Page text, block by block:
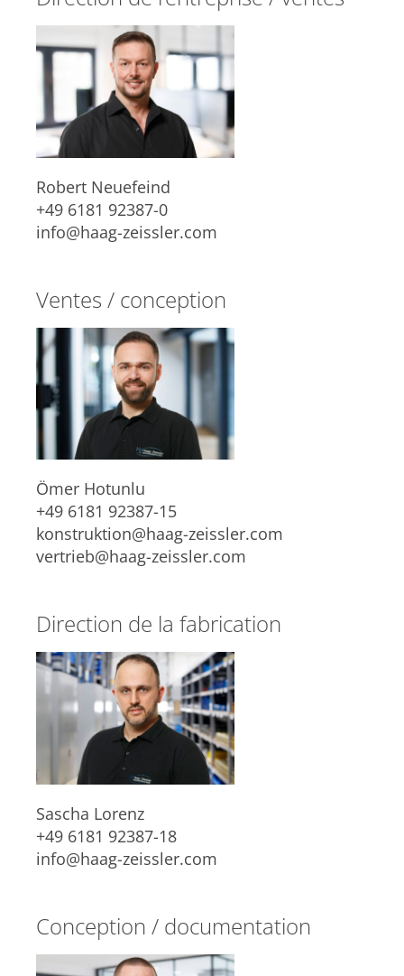
Robert Neuefeind
+49 6181 92387-0
info@haag-zeissler.com
Ventes / conception
Ömer Hotunlu
+49 6181 92387-15
konstruktion@haag-zeissler.com
vertrieb@haag-zeissler.com
Direction de la fabrication
Sascha Lorenz
+49 6181 92387-18
info@haag-zeissler.com
Conception / documentation